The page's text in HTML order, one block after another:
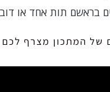
בראשם תות אחד או
של המתכון מצרף